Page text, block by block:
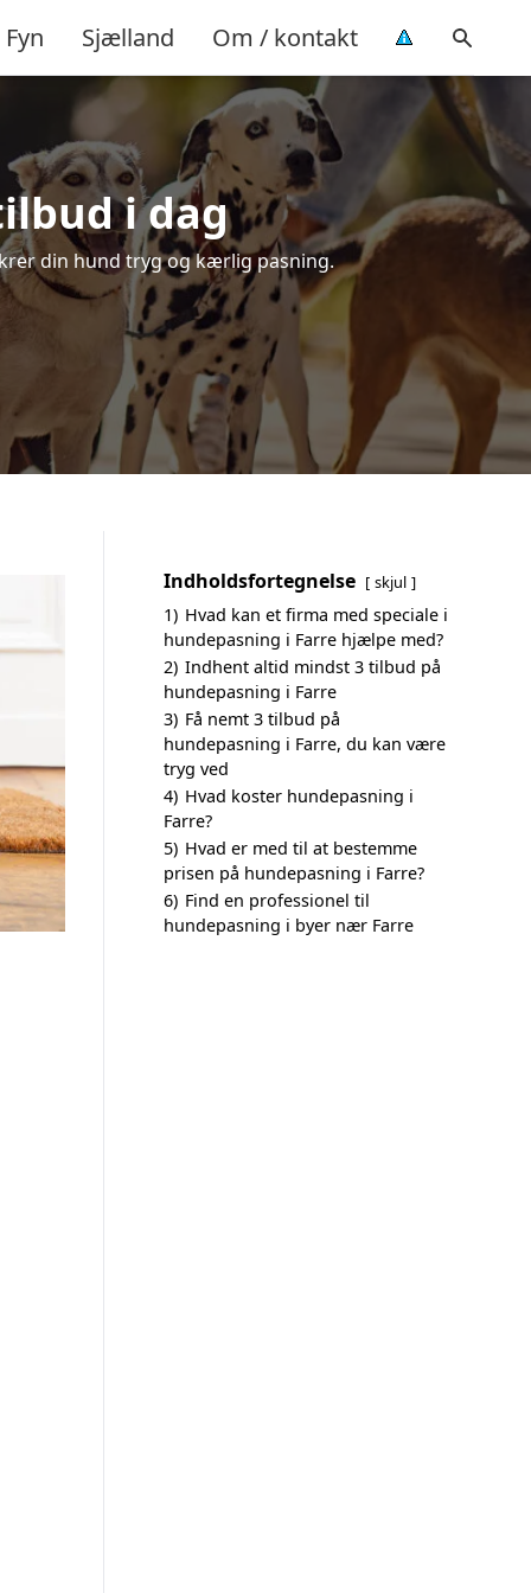
Fyn Sjælland Om / kontakt
i dag
din hund tryg og kærlig pasning.
Indholdsfortegnelse skjul
1) Hvad kan et firma med speciale i
hundepasning i Farre hjælpe med?
2) Indhent altid mindst 3 tilbud på
hundepasning i Farre
3) Få nemt 3 tilbud på
hundepasning i Farre, du kan være
tryg ved
4) Hvad koster hundepasning i
Farre?
5) Hvad er med til at bestemme
prisen på hundepasning i Farre?
6) Find en professionel til
hundepasning i byer nær Farre